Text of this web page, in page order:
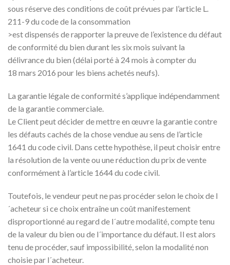
sous réserve des conditions de coût prévues par l’article L.
211-9 du code de la consommation
>est dispensés de rapporter la preuve de l’existence du défaut
de conformité du bien durant les six mois suivant la
délivrance du bien (délai porté à 24 mois à compter du
18 mars 2016 pour les biens achetés neufs).
La garantie légale de conformité s’applique indépendamment
de la garantie commerciale.
Le Client peut décider de mettre en œuvre la garantie contre
les défauts cachés de la chose vendue au sens de l’article
1641 du code civil. Dans cette hypothèse, il peut choisir entre
la résolution de la vente ou une réduction du prix de vente
conformément à l’article 1644 du code civil.
Toutefois, le vendeur peut ne pas procéder selon le choix de l
´acheteur si ce choix entraîne un coût manifestement
disproportionné au regard de l´autre modalité, compte tenu
de la valeur du bien ou de l´importance du défaut. Il est alors
tenu de procéder, sauf impossibilité, selon la modalité non
choisie par l´acheteur.